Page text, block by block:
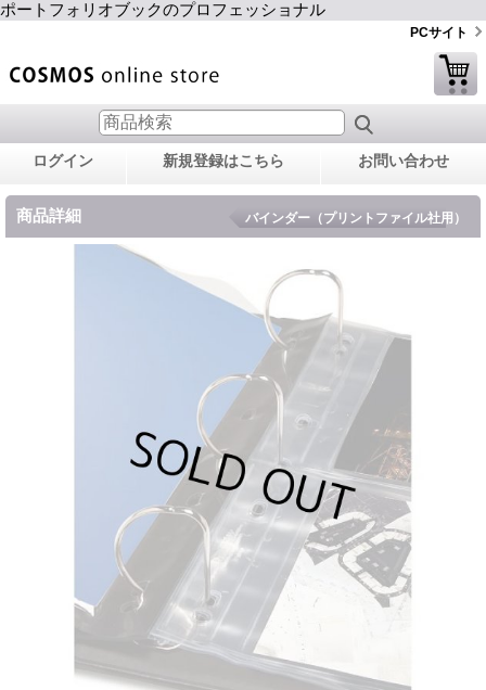
ポートフォリオブックのプロフェッショナル
PCサイト
ログイン 新規登録はこちら お問い合わせ
商品詳細 バインダー（プリントファイル社用）